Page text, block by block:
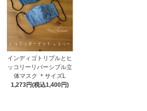
インディゴトリプルとヒ
ッコリーリバーシブル立
体マスク ＊サイズL
1,273円(税込1,400円)